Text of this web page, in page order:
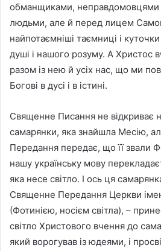
обманщиками, неправдомовцями
людьми, але й перед лицем
найпотаємніші таємниці і
душі і нашого розуму. А Христос
разом із нею й усіх нас, що ми
Богові в дусі і в істині.
Священне Писання не відкриває
самарянки, яка знайшла Месію,
Передання передає, що її звали
нашу українську мову
яка несе світло. І ось ця
Священне Передання Церкви
(Фотинією, носієм світла), –
світло Христового вчення до
який ворогував із юдеями, і